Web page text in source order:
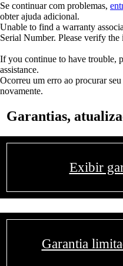
Se continuar com problemas,
obter ajuda adicional.
Unable to find a warranty
Serial Number. Please verify
If you continue to have trouble,
assistance.
Ocorreu um erro ao procurar
novamente.
Garantias,
Exibir
Garantia